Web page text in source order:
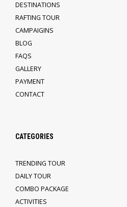
DESTINATIONS
RAFTING TOUR
CAMPAIGINS
BLOG
FAQS
GALLERY
PAYMENT
CONTACT
CATEGORIES
TRENDING TOUR
DAILY TOUR
COMBO PACKAGE
ACTIVITIES